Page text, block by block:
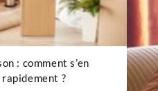
: comment s’en
?